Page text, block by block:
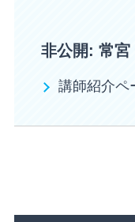
非公開: 常宮
講師紹介ペ